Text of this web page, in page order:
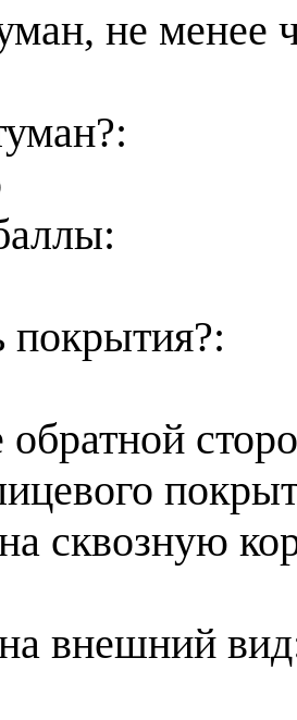
не менее
?:
покрытия?:
сквозную
внешний